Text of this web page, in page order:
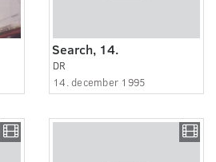
Search, 14.
DR
14. december 1995